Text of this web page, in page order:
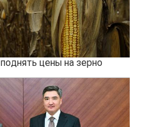
цены на зерно